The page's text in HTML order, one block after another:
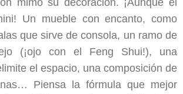
Un mueble con encanto, como
que sirve de consola, un ramo de
(¡ojo con el Feng Shui!), una
el espacio, una composición de
Piensa la fórmula que mejor